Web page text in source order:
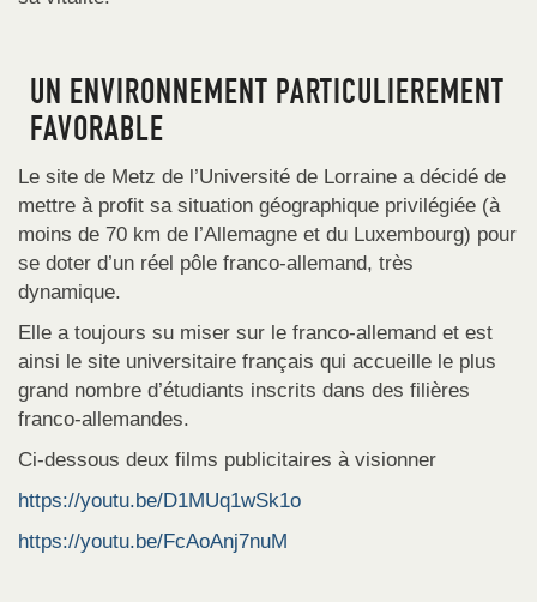
UN ENVIRONNEMENT PARTICULIEREMENT
FAVORABLE
Le site de Metz de l’Université de Lorraine a décidé de
mettre à profit sa situation géographique privilégiée (à
moins de 70 km de l’Allemagne et du Luxembourg) pour
se doter d’un réel pôle franco-allemand, très
dynamique.
Elle a toujours su miser sur le franco-allemand et est
ainsi le site universitaire français qui accueille le plus
grand nombre d’étudiants inscrits dans des filières
franco-allemandes.
Ci-dessous deux films publicitaires à visionner
https://youtu.be/D1MUq1wSk1o
https://youtu.be/FcAoAnj7nuM